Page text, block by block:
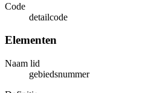
Code
detailcode
Elementen
Naam lid
gebiedsnummer